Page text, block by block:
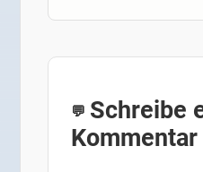
Schreibe
Kommentar